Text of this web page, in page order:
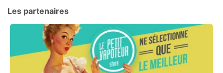
Les partenaires